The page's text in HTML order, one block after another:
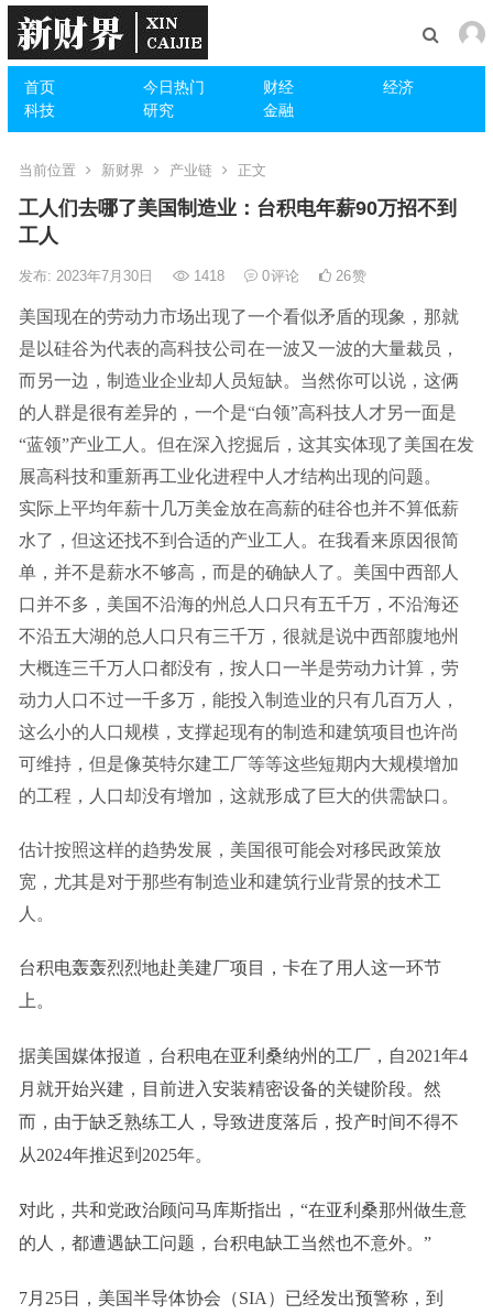
首页 今日热门 财经
经济
科技
研究 金融
当前位置 新财界 产业链 正文
工人们去哪了美国制造业：台积电年薪90万招不到
工人
发布: 2023年7月30日 1418 0评论 26赞
美国现在的劳动力市场出现了一个看似矛盾的现象，那就
是以硅谷为代表的高科技公司在一波又一波的大量裁员，
而另一边，制造业企业却人员短缺。当然你可以说，这俩
的人群是很有差异的，一个是“白领”高科技人才另一面是
“蓝领”产业工人。但在深入挖掘后，这其实体现了美国在发
展高科技和重新再工业化进程中人才结构出现的问题。
实际上平均年薪十几万美金放在高薪的硅谷也并不算低薪
水了，但这还找不到合适的产业工人。在我看来原因很简
单，并不是薪水不够高，而是的确缺人了。美国中西部人
口并不多，美国不沿海的州总人口只有五千万，不沿海还
不沿五大湖的总人口只有三千万，很就是说中西部腹地州
大概连三千万人口都没有，按人口一半是劳动力计算，劳
动力人口不过一千多万，能投入制造业的只有几百万人，
这么小的人口规模，支撑起现有的制造和建筑项目也许尚
可维持，但是像英特尔建工厂等等这些短期内大规模增加
的工程，人口却没有增加，这就形成了巨大的供需缺口。
估计按照这样的趋势发展，美国很可能会对移民政策放
宽，尤其是对于那些有制造业和建筑行业背景的技术工
人。
台积电轰轰烈烈地赴美建厂项目，卡在了用人这一环节
上。
据美国媒体报道，台积电在亚利桑纳州的工厂，自2021年4
月就开始兴建，目前进入安装精密设备的关键阶段。然
而，由于缺乏熟练工人，导致进度落后，投产时间不得不
从2024年推迟到2025年。
对此，共和党政治顾问马库斯指出，“在亚利桑那州做生意
的人，都遭遇缺工问题，台积电缺工当然也不意外。”
7月25日，美国半导体协会（SIA）已经发出预警称，到